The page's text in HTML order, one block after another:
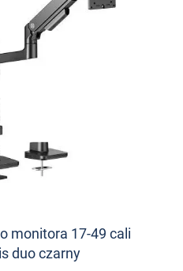
monitora 17-49 cali
duo czarny